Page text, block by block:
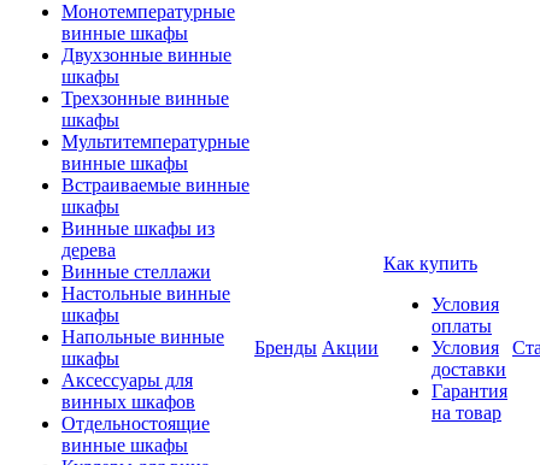
Монотемпературные
винные шкафы
Двухзонные винные
шкафы
Трехзонные винные
шкафы
Мультитемпературные
винные шкафы
Встраиваемые винные
шкафы
Винные шкафы из
дерева
Винные стеллажи
Настольные винные
шкафы
Напольные винные
шкафы
Аксессуары для
винных шкафов
Отдельностоящие
винные шкафы
Бренды Акции
Как купить
Условия
оплаты
Условия
доставки
Гарантия
на товар